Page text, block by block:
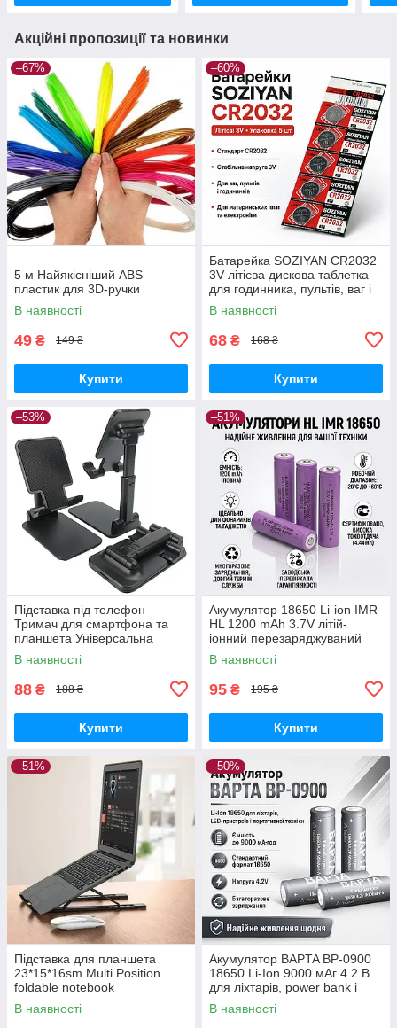
Акційні пропозиції та новинки
–67%
5 м Найякісніший ABS
пластик для 3D-ручки
В наявності
49 ₴ 149 ₴
Купити
–60%
Батарейка SOZIYAN CR2032
3V літієва дискова таблетка
для годинника, пультів, ваг і
електроніки
В наявності
68 ₴ 168 ₴
Купити
–53%
Підставка під телефон
Тримач для смартфона та
планшета Універсальна
підставка тримач для
телефона
В наявності
88 ₴ 188 ₴
Купити
–51%
Акумулятор 18650 Li-ion IMR
HL 1200 mAh 3.7V літій-
іонний перезаряджуваний
для ліхтариків і електроніки
В наявності
95 ₴ 195 ₴
Купити
–51%
Підставка для планшета
23*15*16sm Multi Position
foldable notebook
В наявності
–50%
Акумулятор BAPTA BP-0900
18650 Li-Ion 9000 мАг 4.2 В
для ліхтарів, power bank і
портативної техніки
В наявності